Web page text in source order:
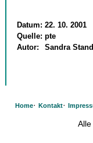
Datum: 22. 10. 2001
Quelle: pte
Autor:
Sandra
Home· Kontakt·